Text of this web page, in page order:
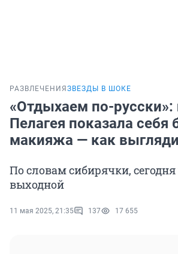
РАЗВЛЕЧЕНИЯ ЗВЕЗДЫ В ШОКЕ
«Отдыхаем по-русски»:
Пелагея показала себя
макияжа — как
По словам сибирячки,
выходной
11 мая 2025, 21:35 137 17 655